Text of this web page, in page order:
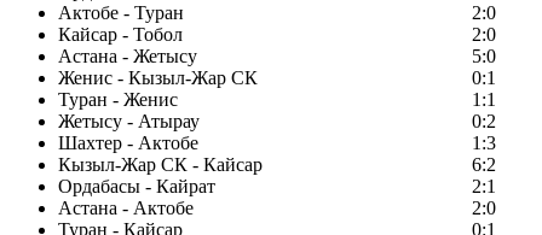
Актобе - Туран
2:0
Кайсар - Тобол
2:0
Астана - Жетысу
5:0
Женис - Кызыл-Жар СК
0:1
Туран - Женис
1:1
Жетысу - Атырау
0:2
Шахтер - Актобе
1:3
Кызыл-Жар СК - Кайсар
6:2
Ордабасы - Кайрат
2:1
Астана - Актобе
2:0
Туран - Кайсар
0:1